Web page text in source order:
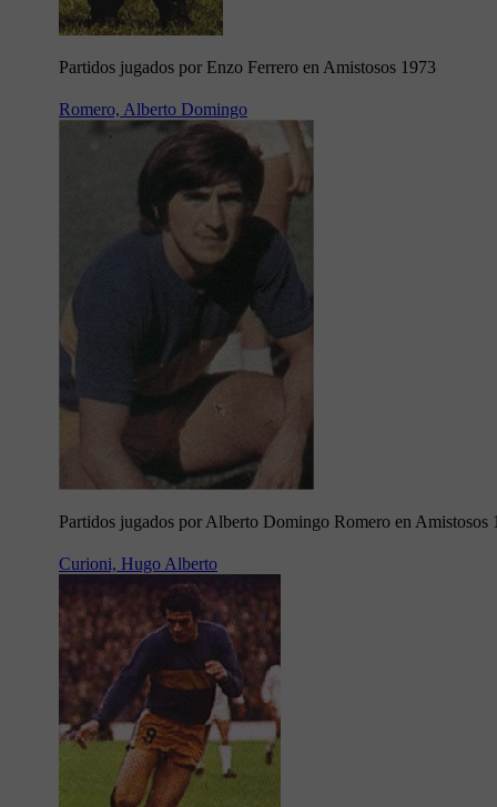
Partidos jugados por Enzo Ferrero en Amistosos 1973
Romero, Alberto Domingo
Partidos jugados por Alberto Domingo Romero en Amistosos
Curioni, Hugo Alberto